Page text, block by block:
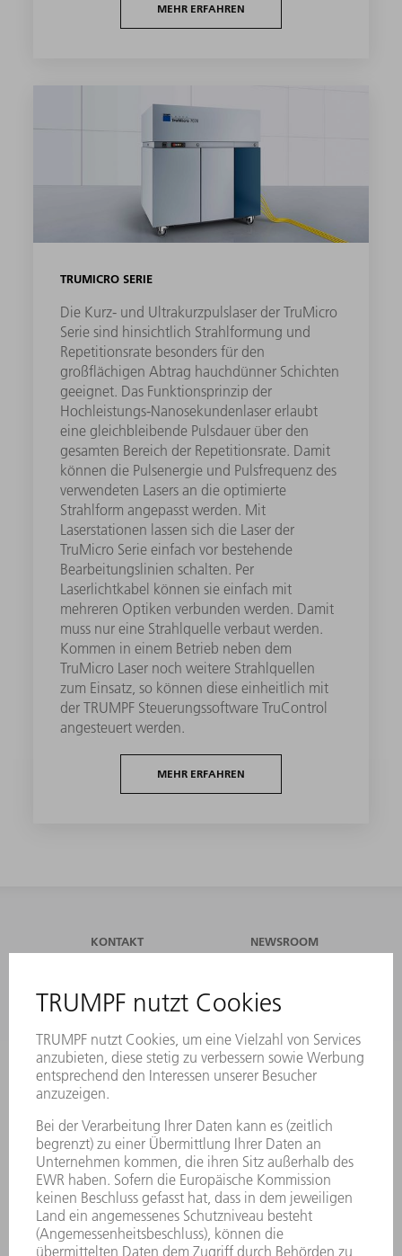
MEHR ERFAHREN
TRUMICRO SERIE
Die Kurz- und Ultrakurzpulslaser der TruMicro
Serie sind hinsichtlich Strahlformung und
Repetitionsrate besonders für den
großflächigen Abtrag hauchdünner Schichten
geeignet. Das Funktionsprinzip der
Hochleistungs-Nanosekundenlaser erlaubt
eine gleichbleibende Pulsdauer über den
gesamten Bereich der Repetitionsrate. Damit
können die Pulsenergie und Pulsfrequenz des
verwendeten Lasers an die optimierte
Strahlform angepasst werden. Mit
Laserstationen lassen sich die Laser der
TruMicro Serie einfach vor bestehende
Bearbeitungslinien schalten. Per
Laserlichtkabel können sie einfach mit
mehreren Optiken verbunden werden. Damit
muss nur eine Strahlquelle verbaut werden.
Kommen in einem Betrieb neben dem
TruMicro Laser noch weitere Strahlquellen
zum Einsatz, so können diese einheitlich mit
der TRUMPF Steuerungssoftware TruControl
angesteuert werden.
MEHR ERFAHREN
KONTAKT NEWSROOM
VERANSTALTUNGEN UND
TERMINE
TRUMPF
NEWSLETTERANMELDUNG
ONLINE SERVICES
KONTAKT
ANREGUNGEN, LOB UND KRITIK
STANDORTE
VERANSTALTUNGEN UND TERMINE
NEWSLETTER-ANMELDUNG
MYTRUMPF
SICHERHEITSDATENBLÄTTER
PRODUKTE